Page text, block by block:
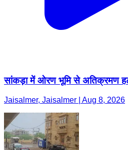
सांकड़ा में ओरण भूमि से अतिक्रमण
Jaisalmer, Jaisalmer | Aug 8, 2026